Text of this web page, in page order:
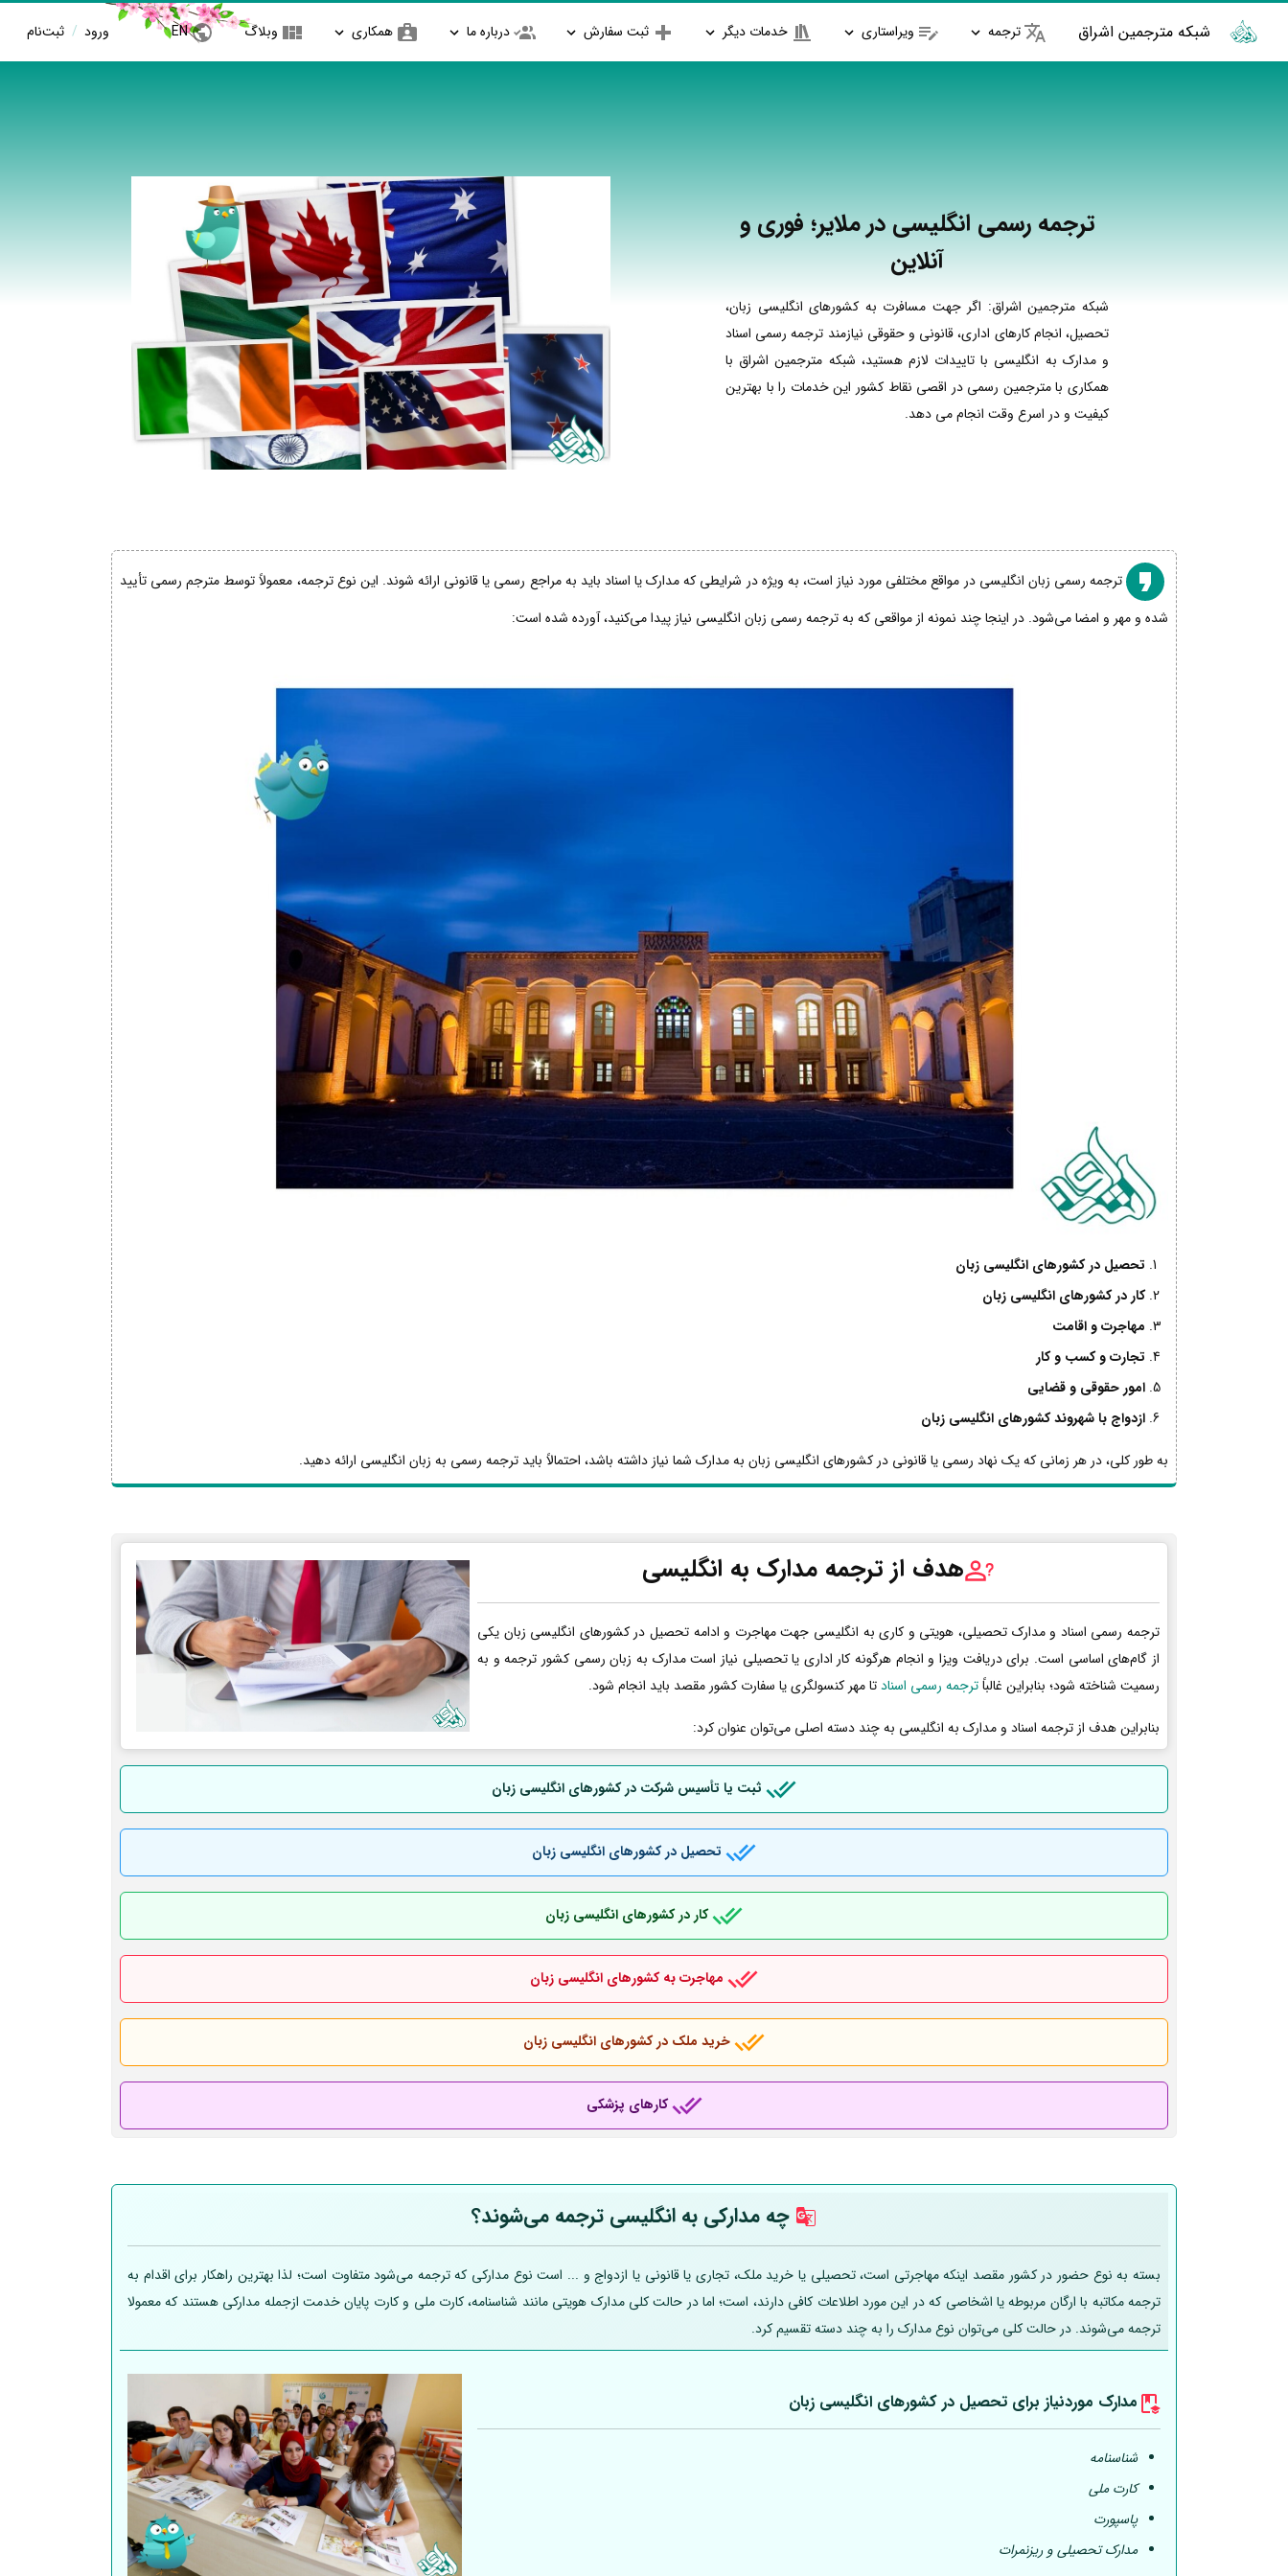
شبکه مترجمین اشراق ترجمه ویراستاری خدمات دیگر ثبت سفارش درباره ما همکاری وبلاگ EN ورود / ثبت‌نام
ترجمه رسمی انگلیسی در ملایر؛ فوری و
آنلاین
شبکه مترجمین اشراق: اگر جهت مسافرت به کشورهای انگلیسی زبان،
تحصیل، انجام کارهای اداری، قانونی و حقوقی نیازمند ترجمه رسمی اسناد
و مدارک به انگلیسی با تاییدات لازم هستید، شبکه مترجمین اشراق با
همکاری با مترجمین رسمی در اقصی نقاط کشور این خدمات را با بهترین
کیفیت و در اسرع وقت انجام می دهد.
ترجمه رسمی زبان انگلیسی در مواقع مختلفی مورد نیاز است، به ویژه در شرایطی که مدارک یا اسناد باید به مراجع رسمی یا قانونی ارائه شوند. این نوع ترجمه، معمولاً توسط مترجم رسمی تأیید
شده و مهر و امضا می‌شود. در اینجا چند نمونه از مواقعی که به ترجمه رسمی زبان انگلیسی نیاز پیدا می‌کنید، آورده شده است:
تحصیل در کشورهای انگلیسی زبان
کار در کشورهای انگلیسی زبان
مهاجرت و اقامت
تجارت و کسب و کار
امور حقوقی و قضایی
ازدواج با شهروند کشورهای انگلیسی زبان
به طور کلی، در هر زمانی که یک نهاد رسمی یا قانونی در کشورهای انگلیسی زبان به مدارک شما نیاز داشته باشد، احتمالاً باید ترجمه رسمی به زبان انگلیسی ارائه دهید.
هدف از ترجمه مدارک به انگلیسی
ترجمه رسمی اسناد و مدارک تحصیلی، هویتی و کاری به انگلیسی جهت مهاجرت و ادامه تحصیل در کشورهای انگلیسی زبان یکی
از گام‌های اساسی است. برای دریافت ویزا و انجام هرگونه کار اداری یا تحصیلی نیاز است مدارک به زبان رسمی کشور ترجمه و به
رسمیت شناخته شود؛ بنابراین غالباًترجمه رسمی اسنادتا مهر کنسولگری یا سفارت کشور مقصد باید انجام شود.
بنابراین هدف از ترجمه اسناد و مدارک به انگلیسی به چند دسته اصلی می‌توان عنوان کرد:
ثبت یا تأسیس شرکت در کشورهای انگلیسی زبان
تحصیل در کشورهای انگلیسی زبان
کار در کشورهای انگلیسی زبان
مهاجرت به کشورهای انگلیسی زبان
خرید ملک در کشورهای انگلیسی زبان
کارهای پزشکی
چه مدارکی به انگلیسی ترجمه می‌شوند؟
بسته به نوع حضور در کشور مقصد اینکه مهاجرتی است، تحصیلی یا خرید ملک، تجاری یا قانونی یا ازدواج و ... است نوع مدارکی که ترجمه می‌شود متفاوت است؛ لذا بهترین راهکار برای اقدام به
ترجمه مکاتبه با ارگان مربوطه یا اشخاصی که در این مورد اطلاعات کافی دارند، است؛ اما در حالت کلی مدارک هویتی مانند شناسنامه، کارت ملی و کارت پایان خدمت ازجمله مدارکی هستند که معمولا
ترجمه می‌شوند. در حالت کلی می‌توان نوع مدارک را به چند دسته تقسیم کرد.
مدارک موردنیاز برای تحصیل در کشورهای انگلیسی زبان
شناسنامه
کارت ملی
پاسپورت
مدارک تحصیلی و ریزنمرات